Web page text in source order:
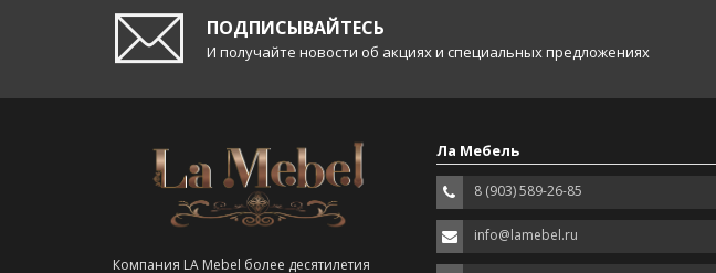
ПОДПИСЫВАЙТЕСЬ
И получайте новости об акциях и специальных предложениях
Компания LA Mebel более десятилетия
Ла Мебель
8 (903) 589-26-85
info@lamebel.ru